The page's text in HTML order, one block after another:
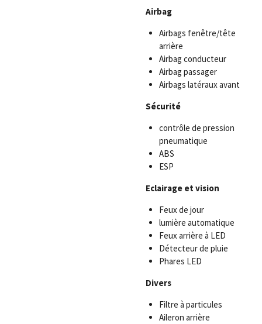
Airbag
Airbags fenêtre/tête
arrière
Airbag conducteur
Airbag passager
Airbags latéraux avant
Sécurité
contrôle de pression
pneumatique
ABS
ESP
Eclairage et vision
Feux de jour
lumière automatique
Feux arrière à LED
Détecteur de pluie
Phares LED
Divers
Filtre à particules
Aileron arrière